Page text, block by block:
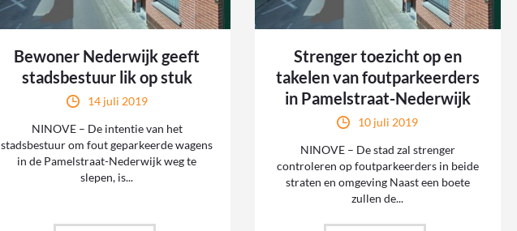
Bewoner Nederwijk geeft
stadsbestuur lik op stuk
14 juli 2019
NINOVE – De intentie van het
stadsbestuur om fout geparkeerde wagens
in de Pamelstraat-Nederwijk weg te
slepen, is...
Strenger toezicht op en
takelen van foutparkeerders
in Pamelstraat-Nederwijk
10 juli 2019
NINOVE – De stad zal strenger
controleren op foutparkeerders in beide
straten en omgeving Naast een boete
zullen de...